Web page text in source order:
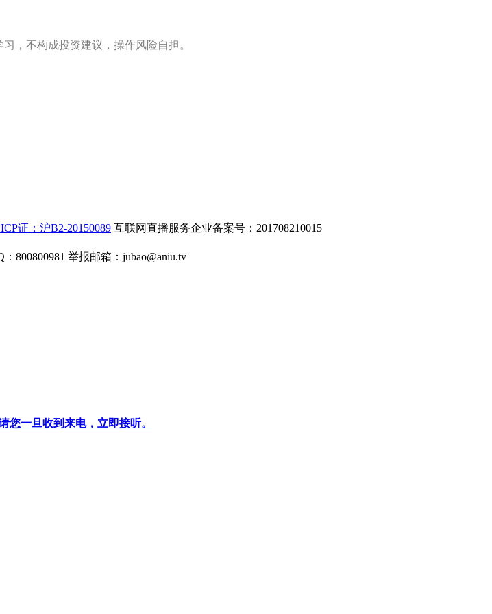
，不构成投资建议，操作风险自担。
证：沪B2-20150089 互联网直播服务企业备案号：201708210015
800800981 举报邮箱： jubao@aniu.tv
您一旦收到来电，立即接听。